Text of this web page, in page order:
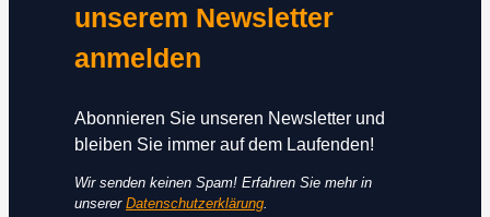
unserem Newsletter
anmelden
Abonnieren Sie unseren Newsletter und
bleiben Sie immer auf dem Laufenden!
Wir senden keinen Spam! Erfahren Sie mehr in
unserer Datenschutzerklärung